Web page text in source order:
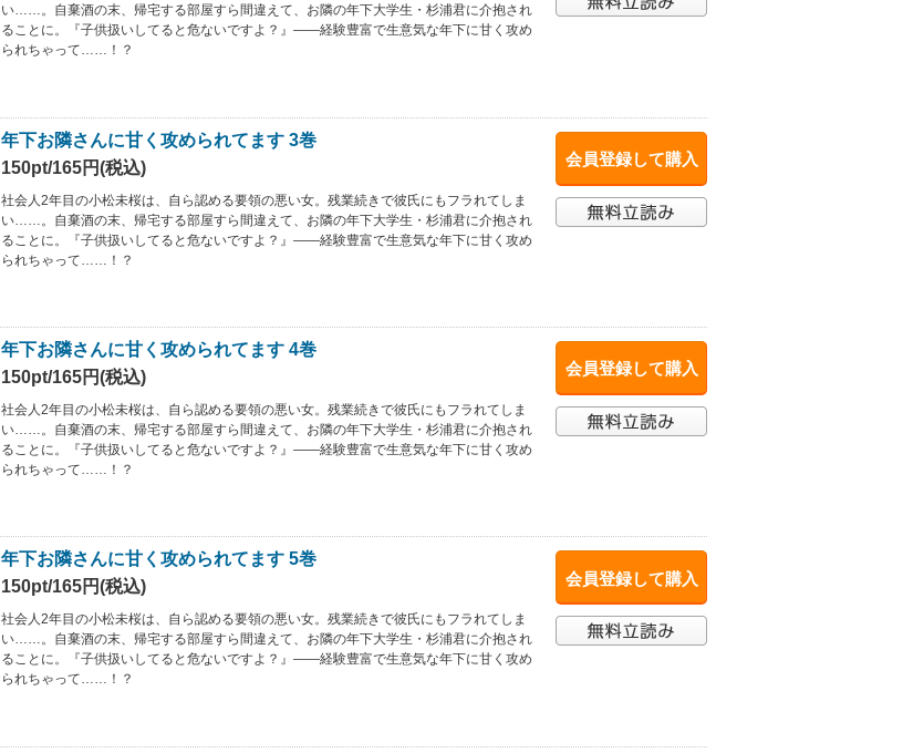
い……。自棄酒の末、帰宅する部屋すら間違えて、お隣の年下大学生・杉浦君に介抱され
ることに。『子供扱いしてると危ないですよ？』――経験豊富で生意気な年下に甘く攻め
られちゃって……！？
会員登録して購入
年下お隣さんに甘く攻められてます 3巻
150pt/165円(税込)
社会人2年目の小松未桜は、自ら認める要領の悪い女。残業続きで彼氏にもフラれてしま
い……。自棄酒の末、帰宅する部屋すら間違えて、お隣の年下大学生・杉浦君に介抱され
ることに。『子供扱いしてると危ないですよ？』――経験豊富で生意気な年下に甘く攻め
られちゃって……！？
会員登録して購入
年下お隣さんに甘く攻められてます 4巻
150pt/165円(税込)
社会人2年目の小松未桜は、自ら認める要領の悪い女。残業続きで彼氏にもフラれてしま
い……。自棄酒の末、帰宅する部屋すら間違えて、お隣の年下大学生・杉浦君に介抱され
ることに。『子供扱いしてると危ないですよ？』――経験豊富で生意気な年下に甘く攻め
られちゃって……！？
会員登録して購入
年下お隣さんに甘く攻められてます 5巻
150pt/165円(税込)
社会人2年目の小松未桜は、自ら認める要領の悪い女。残業続きで彼氏にもフラれてしま
い……。自棄酒の末、帰宅する部屋すら間違えて、お隣の年下大学生・杉浦君に介抱され
ることに。『子供扱いしてると危ないですよ？』――経験豊富で生意気な年下に甘く攻め
られちゃって……！？